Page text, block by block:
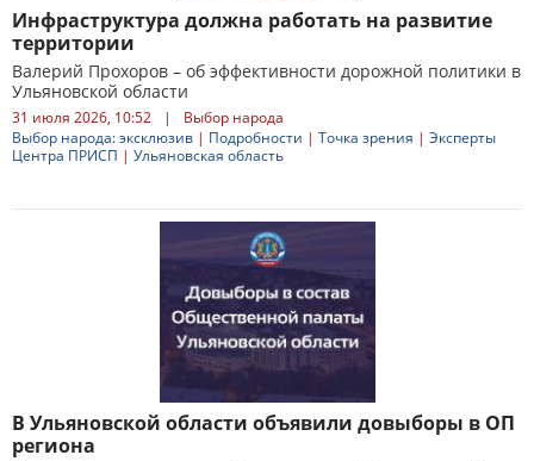
Инфраструктура должна работать на развитие
территории
Валерий Прохоров – об эффективности дорожной политики в
Ульяновской области
31 июля 2026, 10:52 |
Выбор народа
Выбор народа: эксклюзив | Подробности | Точка зрения | Эксперты
Центра ПРИСП | Ульяновская область
В Ульяновской области объявили довыборы в ОП
региона